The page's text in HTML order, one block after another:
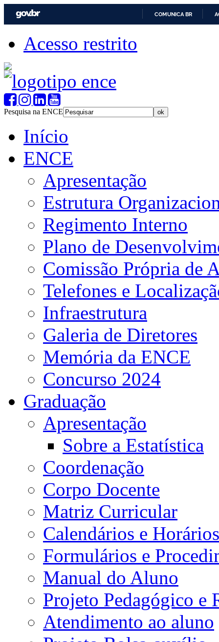
COMUNICA BR
Acesso restrito
Pesquisa na ENCE
Início
ENCE
Apresentação
Estrutura
Regimento Interno
Plano de
Comissão Própria de
Telefones e
Infraestrutura
Galeria de Diretores
Memória da ENCE
Concurso 2024
Graduação
Apresentação
Sobre a Estatística
Coordenação
Corpo Docente
Matriz Curricular
Calendários e Horários
Formulários e
Manual do Aluno
Projeto Pedagógico e
Atendimento ao aluno